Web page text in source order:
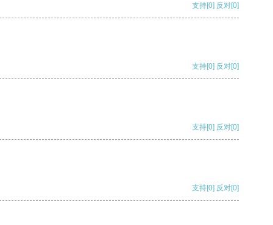
支持[0] 反对[0]
支持[0] 反对[0]
支持[0] 反对[0]
支持[0] 反对[0]